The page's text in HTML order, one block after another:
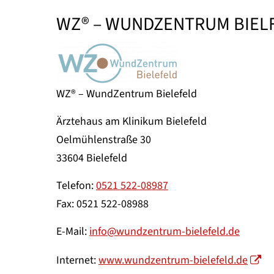
WZ® – WUNDZENTRUM
WZ® – WundZentrum Bielefeld
Ärztehaus am Klinikum Bielefeld
Oelmühlenstraße 30
33604 Bielefeld
Telefon:0521 522-08987
Fax: 0521 522-08988
E-Mail: info@wundzentrum-bielefeld.de
Internet:www.wundzentrum-bielefeld.de